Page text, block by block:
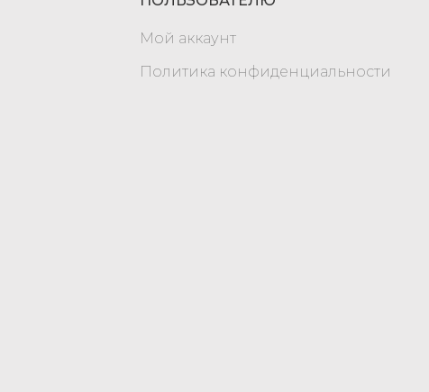
Мой аккаунт
Политика конфиденциальности